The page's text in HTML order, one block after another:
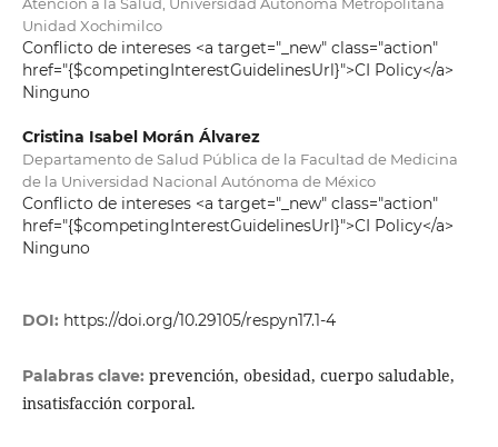
Unidad Xochimilco
Conflicto de intereses <a target="_new" class="action"
href="{$competingInterestGuidelinesUrl}">CI Policy</a>
Ninguno
Cristina Isabel Morán Álvarez
Departamento de Salud Pública de la Facultad de Medicina
de la Universidad Nacional Autónoma de México
Conflicto de intereses <a target="_new" class="action"
href="{$competingInterestGuidelinesUrl}">CI Policy</a>
Ninguno
DOI: https://doi.org/10.29105/respyn17.1-4
Palabras clave: prevención, obesidad, cuerpo saludable,
insatisfacción corporal.